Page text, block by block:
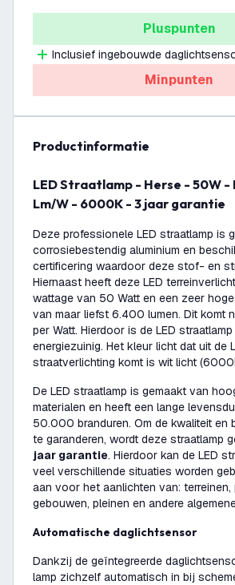
Pluspunten
Inclusief ingebouwde
Minpunten
productinformatie
LED Straatlamp - Herse - 50W - IP66 - 128
Lm/W - 6000K - 3 jaar garantie
Deze professionele LED straatlamp is
corrosiebestendig aluminium en
certificering waardoor deze stof- en
Hiernaast heeft deze LED
wattage van 50 Watt en een zeer
van maar liefst 6.400 lumen. Dit komt
per Watt. Hierdoor is de LED
energiezuinig. Het kleur licht dat uit de
straatverlichting komt is wit licht
De LED straatlamp is gemaakt van
materialen en heeft een lange
50.000 branduren. Om de kwaliteit en
te garanderen, wordt deze straatlamp
jaar garantie. Hierdoor kan de LED
veel verschillende situaties worden
aan voor het aanlichten van: terreinen,
gebouwen, pleinen en andere
Automatische daglichtsensor
Dankzij de geïntegreerde
lamp zichzelf automatisch in bij